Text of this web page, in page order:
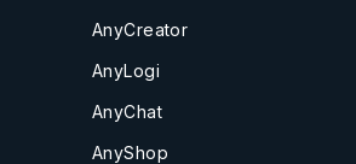
AnyCreator
AnyLogi
AnyChat
AnyShop